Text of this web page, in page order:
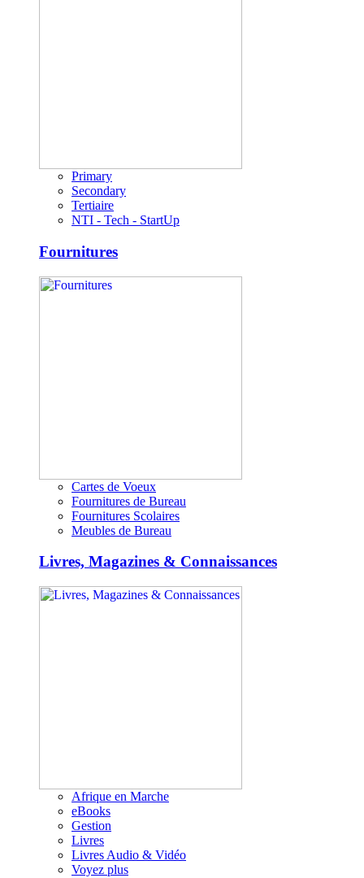
Primary
Secondary
Tertiaire
NTI - Tech - StartUp
Fournitures
Cartes de Voeux
Fournitures de Bureau
Fournitures Scolaires
Meubles de Bureau
Livres, Magazines & Connaissances
Afrique en Marche
eBooks
Gestion
Livres
Livres Audio & Vidéo
Voyez plus